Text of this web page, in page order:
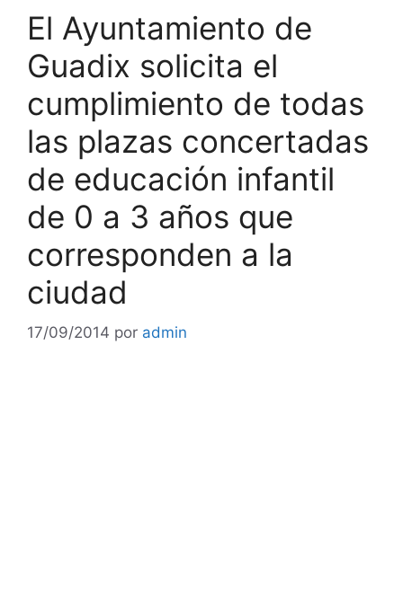
El Ayuntamiento de
Guadix solicita el
cumplimiento de todas
las plazas concertadas
de educación infantil
de 0 a 3 años que
corresponden a la
ciudad
17/09/2014 por admin